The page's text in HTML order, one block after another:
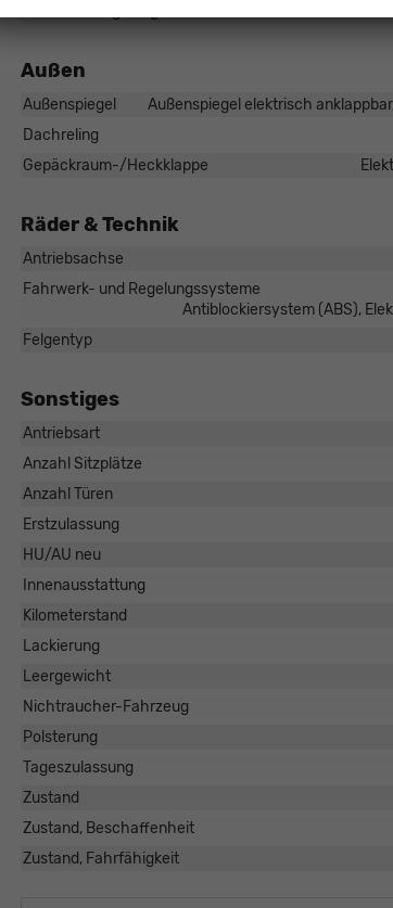
Außen
Außenspiegel
Außenspiegel elektrisch
Dachreling
Gepäckraum-/Heckklappe
Räder & Technik
Antriebsachse
Fahrwerk- und Regelungssysteme
Antiblockiersystem (ABS),
Felgentyp
Sonstiges
Antriebsart
Anzahl Sitzplätze
Anzahl Türen
Erstzulassung
HU/AU neu
Innenausstattung
Kilometerstand
Lackierung
Leergewicht
Nichtraucher-Fahrzeug
Polsterung
Tageszulassung
Zustand
Zustand, Beschaffenheit
Zustand, Fahrfähigkeit